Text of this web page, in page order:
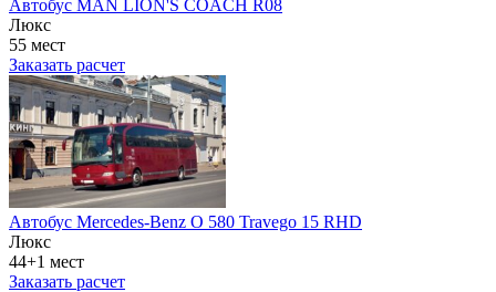
Автобус MAN LION'S COACH R08
Люкс
55 мест
Заказать расчет
Автобус Mercedes-Benz O 580 Travego 15 RHD
Люкс
44+1 мест
Заказать расчет